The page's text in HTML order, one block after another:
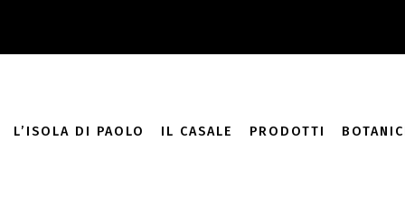
L’ISOLA DI PAOLO IL CASALE PRODOTTI